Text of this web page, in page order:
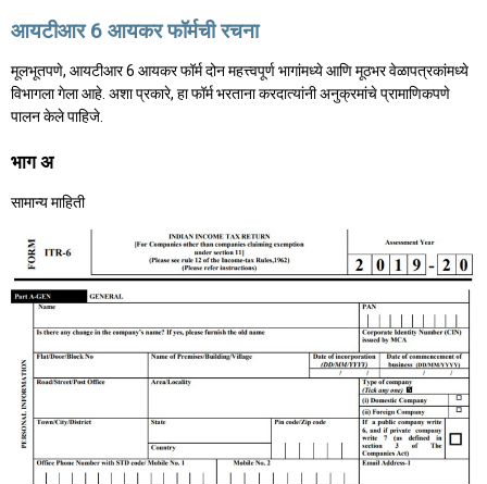
आयटीआर 6 आयकर फॉर्मची रचना
मूलभूतपणे, आयटीआर 6 आयकर फॉर्म दोन महत्त्वपूर्ण भागांमध्ये आणि मूठभर वेळापत्रकांमध्ये
विभागला गेला आहे. अशा प्रकारे, हा फॉर्म भरताना करदात्यांनी अनुक्रमांचे प्रामाणिकपणे
पालन केले पाहिजे.
भाग अ
सामान्य माहिती